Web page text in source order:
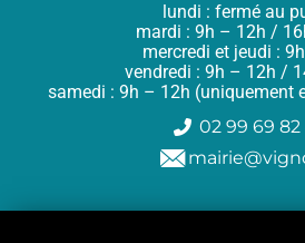
lundi : fermé au
mardi : 9h – 12h /
mercredi et jeudi :
vendredi : 9h – 12h /
samedi : 9h – 12h (uniquement
02 99 69 82